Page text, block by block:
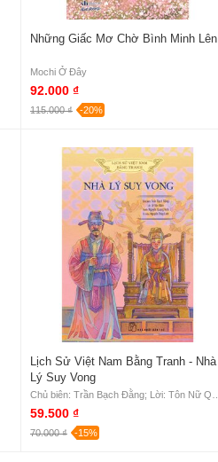
Những Giấc Mơ Chờ Bình Minh Lên
Mochi Ở Đây
92.000 ₫
115.000 ₫ -20%
Lịch Sử Việt Nam Bằng Tranh - Nhà
Lý Suy Vong
59.500 ₫
70.000 ₫ -15%